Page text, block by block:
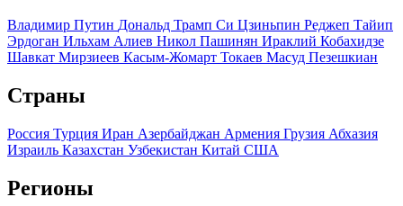
Владимир Путин Дональд Трамп Си Цзиньпин Реджеп Тайип
Эрдоган Ильхам Алиев Никол Пашинян Ираклий Кобахидзе
Шавкат Мирзиеев Касым-Жомарт Токаев Масуд Пезешкиан
Страны
Россия Турция Иран Азербайджан Армения Грузия Абхазия
Израиль Казахстан Узбекистан Китай США
Регионы